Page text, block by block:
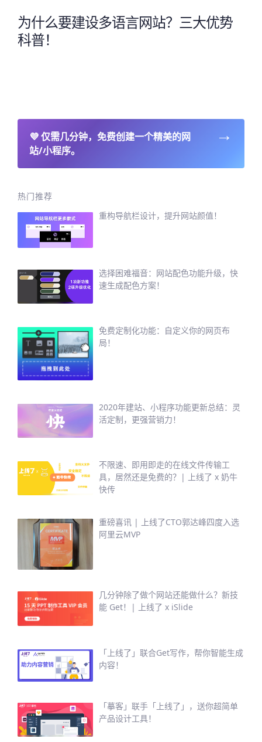
为什么要建设多语言网站？三大优势
科普！
💜仅需几分钟，免费创建一个精美的网
站/小程序。
→
热门推荐
重构导航栏设计，提升网站颜值！
选择困难福音：网站配色功能升级，快
速生成配色方案！
免费定制化功能：自定义你的网页布
局！
2020年建站、小程序功能更新总结：灵
活定制，更强营销力！
不限速、即用即走的在线文件传输工
具，居然还是免费的？| 上线了 x 奶牛
快传
重磅喜讯 | 上线了CTO郭达峰四度入选
阿里云MVP
几分钟除了做个网站还能做什么？新技
能 Get！| 上线了 x iSlide
「上线了」联合Get写作，帮你智能生成
内容！
「摹客」联手「上线了」，送你超简单
产品设计工具！